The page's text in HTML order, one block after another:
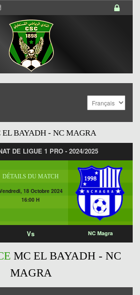
EL BAYADH - NC MAGRA
DE LIGUE 1 PRO - 2024/2025
DÉTAILS DU MATCH
18 Octobre 2024
16:00 H
Vs NC Magra
MC EL BAYADH - NC
MAGRA